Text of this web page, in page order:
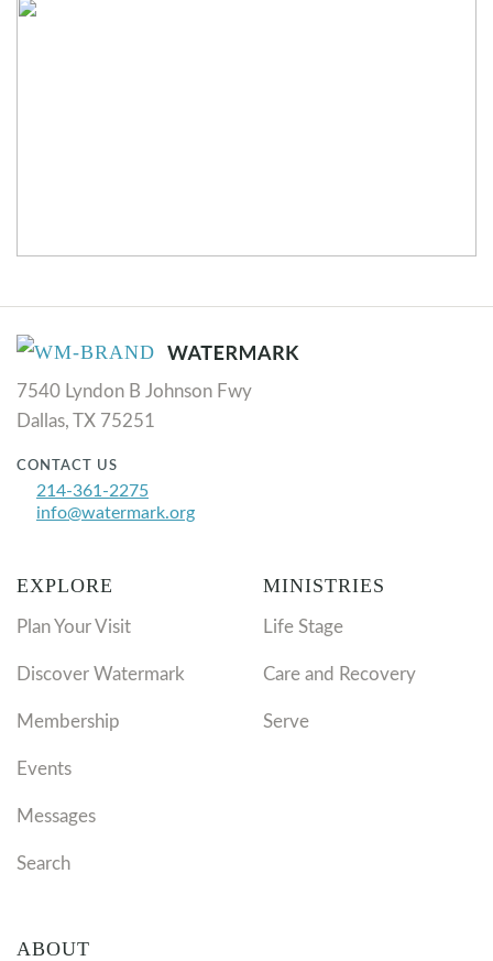
7540 Lyndon B Johnson Fwy
Dallas, TX 75251
CONTACT US
214-361-2275
info@watermark.org
EXPLORE
Plan Your Visit
Discover Watermark
Membership
Events
Messages
Search
MINISTRIES
Life Stage
Care and Recovery
Serve
ABOUT